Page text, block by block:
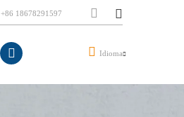
+86 18678291597
Idioma